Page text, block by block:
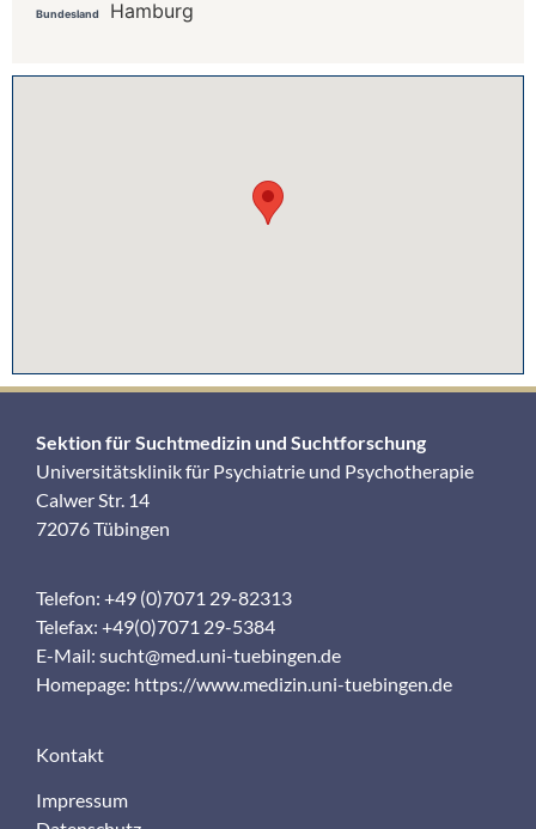
Bundesland Hamburg
Sektion für Suchtmedizin und Suchtforschung
Universitätsklinik für Psychiatrie und Psychotherapie
Calwer Str. 14
72076 Tübingen
Telefon: +49 (0)7071 29-82313
Telefax: +49(0)7071 29-5384
E-Mail: sucht@med.uni-tuebingen.de
Homepage: https://www.medizin.uni-tuebingen.de
Kontakt
Impressum